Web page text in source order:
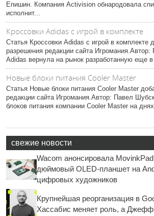
Епишин. Компания Activision обнародовала
исполнит...
Кроссовки Adidas с игрой в комплекте
Статья Кроссовки Adidas с игрой в комплекте
разрешения редакции сайта
Adidas вернула на рынок разработанную еще
Новые блоки питания Cooler Master
Статья Новые блоки питания Cooler Master
редакции сайта Игромания.Автор: Павел
блоков питания компании Cooler Master на
свежие новости
Wacom анонсировала
дюймовый OLED-планшет на
цифровых художников
Крупнейшая реорганизация в
Хассабис меняет роль, а